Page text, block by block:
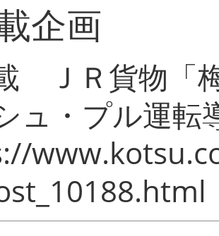
企画
ＪＲ貨物「
ュ・プル運転